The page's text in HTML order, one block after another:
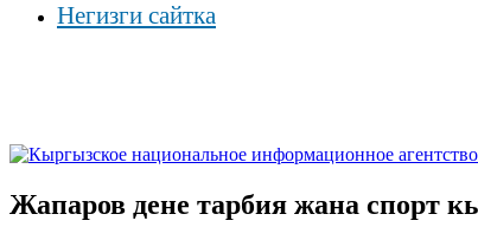
Негизги сайтка
Жапаров дене тарбия жана спорт